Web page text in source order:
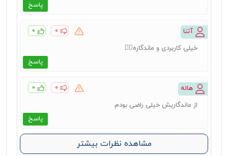
پاسخ
آتنا ۰ ۰
پاسخ
خیلی کاربردی و ماندگاره👌🏻
هاله ۰ ۰
پاسخ
از ماندگاریش خیلی راضی بودم
مشاهده نظرات بیشتر